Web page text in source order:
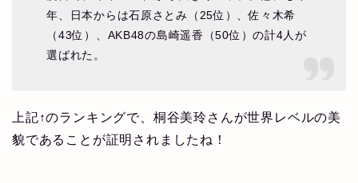
年、日本からは石原さとみ（25位）、佐々木希
（43位）、AKB48の島崎遥香（50位）の計4人が
選ばれた。
上記↑のランキングで、桐谷美玲さんが世界レベルの美
貌であることが証明されましたね！